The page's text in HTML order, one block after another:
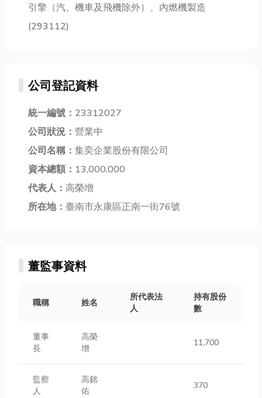
引擎（汽、機車及飛機除外）、內燃機製造
(293112)
公司登記資料
統一編號： 23312027
公司狀況： 營業中
公司名稱： 集奕企業股份有限公司
資本總額： 13,000,000
代表人： 高榮增
所在地： 臺南市永康區正南一街76號
董監事資料
職稱 姓名
所代表法
人
持有股份
數
董事
長
高榮
增
11,700
監察
人
高銘
佑
370